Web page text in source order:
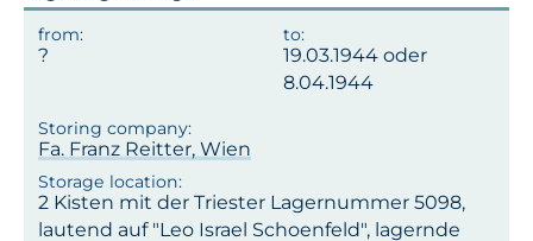
19.03.1944 oder
8.04.1944
Fa. Franz Reitter, Wien
2 Kisten mit der Triester Lagernummer 5098,
lautend auf "Leo Israel Schoenfeld", lagernde